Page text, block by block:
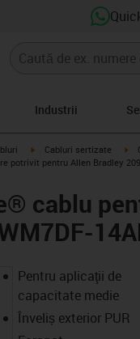
Industrii
igus-icon-arrow-right
Cabluri sertizate
potrivit pentru Allen Bradley
cablu
Pentru aplicaţii de
capacitate medie
Înveliș exterior PUR